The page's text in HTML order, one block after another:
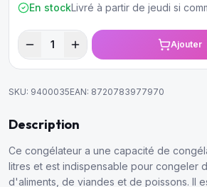
En stockLivré à partir de jeudi si
1 Ajouter
SKU: 9400035EAN: 8720783977970
Description
Ce congélateur a une capacité de
litres et est indispensable pour congeler
d'aliments, de viandes et de poissons. Il